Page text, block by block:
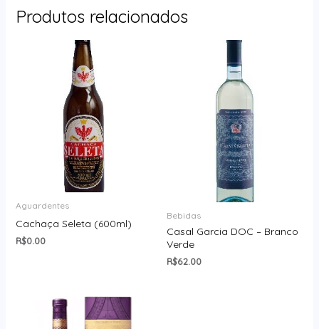
Produtos relacionados
Aguardentes
Cachaça Seleta (600ml)
R$0.00
Bebidas
Casal Garcia DOC – Branco
Verde
R$62.00